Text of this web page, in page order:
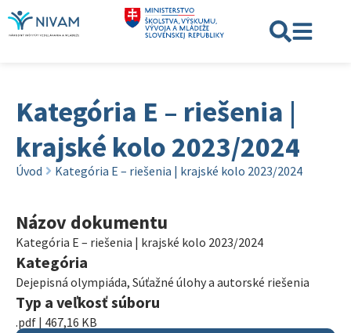
Kategória E – riešenia |
krajské kolo 2023/2024
Úvod Kategória E – riešenia | krajské kolo 2023/2024
Názov dokumentu
Kategória E – riešenia | krajské kolo 2023/2024
Kategória
Dejepisná olympiáda, Súťažné úlohy a autorské riešenia
Typ a veľkosť súboru
.pdf | 467,16 KB